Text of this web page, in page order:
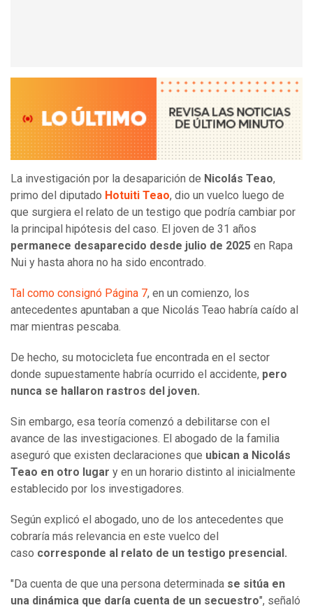
La investigación por la desaparición de Nicolás Teao,
primo del diputado Hotuiti Teao, dio un vuelco luego de
que surgiera el relato de un testigo que podría cambiar por
la principal hipótesis del caso. El joven de 31 años
permanece desaparecido desde julio de 2025 en Rapa
Nui y hasta ahora no ha sido encontrado.
Tal como consignó Página 7, en un comienzo, los
antecedentes apuntaban a que Nicolás Teao habría caído al
mar mientras pescaba.
De hecho, su motocicleta fue encontrada en el sector
donde supuestamente habría ocurrido el accidente, pero
nunca se hallaron rastros del joven.
Sin embargo, esa teoría comenzó a debilitarse con el
avance de las investigaciones. El abogado de la familia
aseguró que existen declaraciones que ubican a Nicolás
Teao en otro lugar y en un horario distinto al inicialmente
establecido por los investigadores.
Según explicó el abogado, uno de los antecedentes que
cobraría más relevancia en este vuelco del
caso corresponde al relato de un testigo presencial.
"Da cuenta de que una persona determinada se sitúa en
una dinámica que daría cuenta de un secuestro", señaló